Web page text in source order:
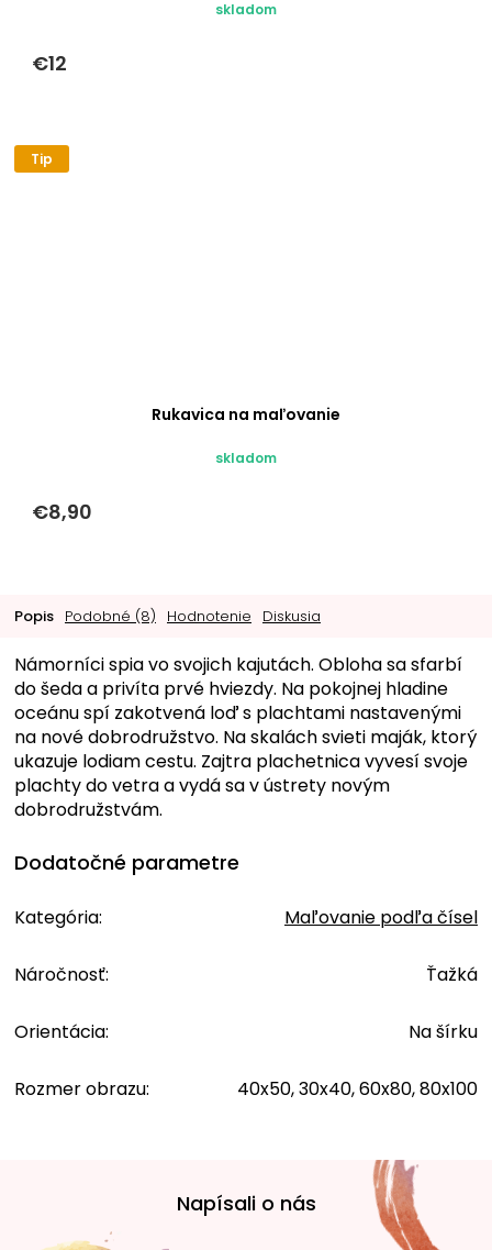
skladom
€12
Tip
Rukavica na maľovanie
skladom
€8,90
Popis Podobné (8) Hodnotenie Diskusia
Námorníci spia vo svojich kajutách. Obloha sa sfarbí
do šeda a privíta prvé hviezdy. Na pokojnej hladine
oceánu spí zakotvená loď s plachtami nastavenými
na nové dobrodružstvo. Na skalách svieti maják, ktorý
ukazuje lodiam cestu. Zajtra plachetnica vyvesí svoje
plachty do vetra a vydá sa v ústrety novým
dobrodružstvám.
Dodatočné parametre
Kategória: Maľovanie podľa čísel
Náročnosť: Ťažká
Orientácia: Na šírku
Rozmer obrazu: 40x50, 30x40, 60x80, 80x100
Napísali o nás